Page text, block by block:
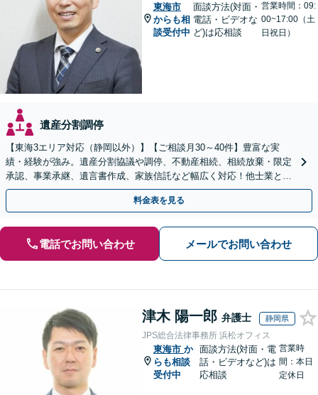
東海市
からも相
談受付中
面談方法(対面・
電話・ビデオな
ど)は応相談
営業時間：09:
00~17:00（土
日祝日）
遺産分割調停
【東海3エリア対応（静岡以外）】【ご相談月30～40件】豊富な実
績・経験が強み。遺産分割協議や調停、不動産相続、相続放棄・限定
承認、事業承継、遺言書作成、家族信託など幅広く対応！他士業と連
携して円滑な問題解決を目指します。【初回面談無料】
料金表を見る
電話でお問い合わせ メールでお問い合わせ
津木 陽一郎 弁護士 静岡県
JPS総合法律事務所 浜松オフィス
東海市 か
らも相談
受付中
面談方法(対面・電
話・ビデオなど)は
応相談
営業時
間：本日
定休日